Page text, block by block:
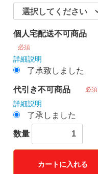
個人宅配送不可商品
必須
詳細説明
了承致しました
代引き不可商品 必須
詳細説明
了承しました
数量
カートに入れる